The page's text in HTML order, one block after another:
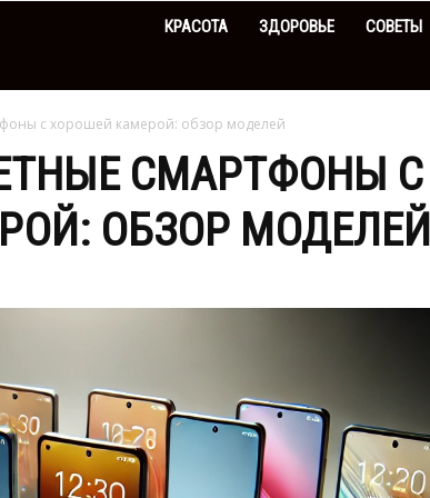
КРАСОТА ЗДОРОВЬЕ СОВЕТЫ
с хорошей камерой: обзор моделей
СМАРТФОНЫ С
ОБЗОР МОДЕЛЕЙ